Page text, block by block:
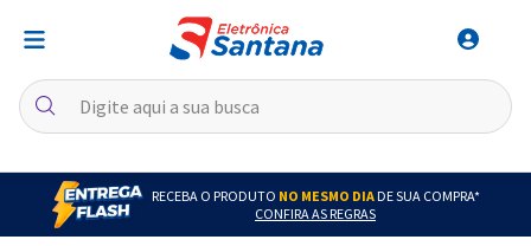
RECEBA O PRODUTO NO MESMO DIADE SUA COMPRA*
CONFIRA AS REGRAS